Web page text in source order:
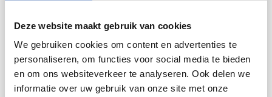
Deze website maakt gebruik van cookies
We gebruiken cookies om content en advertenties te
personaliseren, om functies voor social media te bieden
en om ons websiteverkeer te analyseren. Ook delen we
informatie over uw gebruik van onze site met onze
Nederland Kampeerland: recordaantal
campers en caravans, wat is die van jou
nu waard?